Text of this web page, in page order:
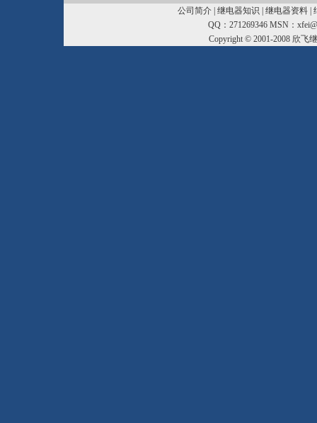
公司简介| 继电器知识 继电器资料|
QQ：271269346 MSN：
Copyright © 2001-2008 欣飞